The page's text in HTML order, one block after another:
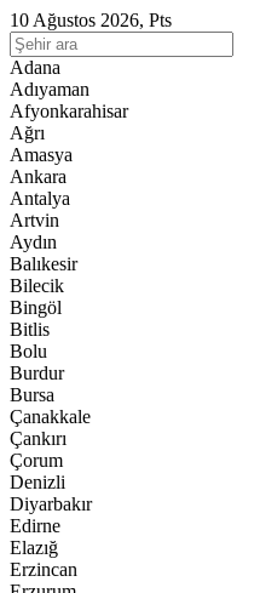
10 Ağustos 2026, Pts
Adana
Adıyaman
Afyonkarahisar
Ağrı
Amasya
Ankara
Antalya
Artvin
Aydın
Balıkesir
Bilecik
Bingöl
Bitlis
Bolu
Burdur
Bursa
Çanakkale
Çankırı
Çorum
Denizli
Diyarbakır
Edirne
Elazığ
Erzincan